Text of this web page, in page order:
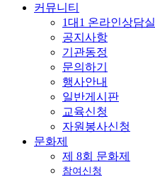
커뮤니티
1대1 온라인상담실
공지사항
기관동정
문의하기
행사안내
일반게시판
교육신청
자원봉사신청
문화제
제 8회 문화제
참여신청